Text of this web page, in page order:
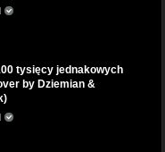
tysięcy jednakowych
by Dziemian &